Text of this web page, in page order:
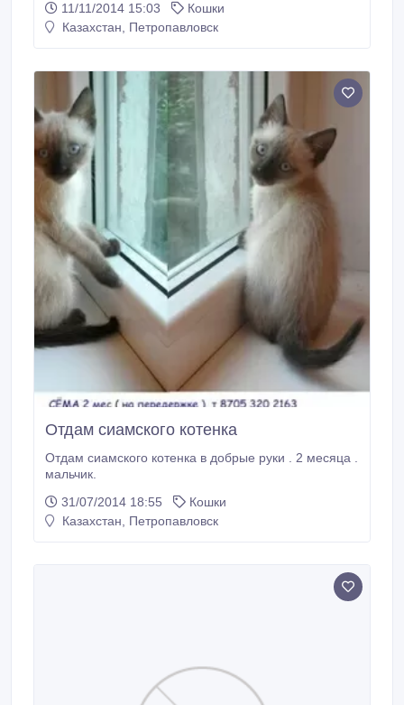
11/11/2014 15:03
Кошки
Казахстан, Петропавловск
Отдам сиамского котенка
Отдам сиамского котенка в добрые руки . 2 месяца .
мальчик.
31/07/2014 18:55
Кошки
Казахстан, Петропавловск